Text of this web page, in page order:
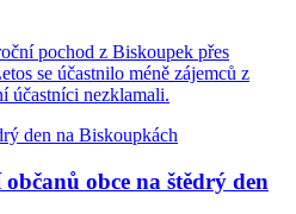
pochod z Biskoupek přes
se účastnilo méně zájemců z
účastníci nezklamali.
obce na štědrý den